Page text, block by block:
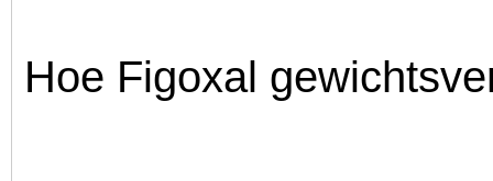
Hoe Figoxal